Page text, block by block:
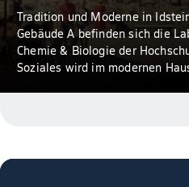
Tradition und Moderne in
Gebäude A befinden sich die
Chemie & Biologie der
Soziales wird im modernen